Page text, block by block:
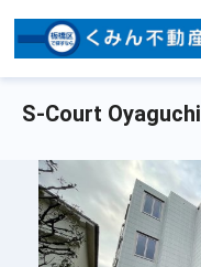
S-Court Oyaguchi